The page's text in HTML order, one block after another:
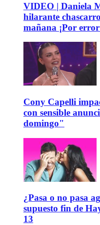
VIDEO | Daniela
hilarante
mañana ¡Por
Cony Capelli
con sensible
domingo"
¿Pasa o no pasa
supuesto fin de
13